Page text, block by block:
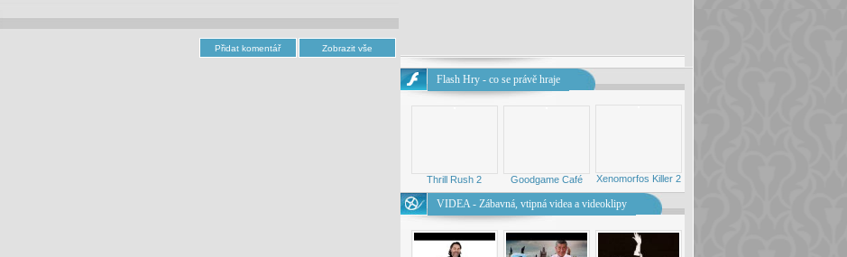
Flash Hry - co se právě hraje
Xenomorfos Killer 2
Goodgame Café
Thrill Rush 2
VIDEA - Zábavná, vtipná videa a videoklipy